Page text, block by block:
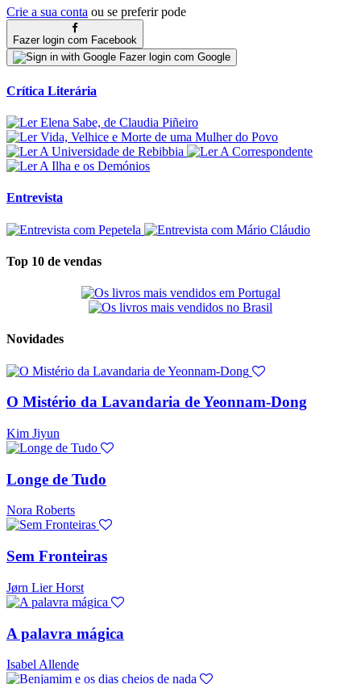
Crie a sua conta ou se preferir pode
Fazer login com Facebook
Fazer login com Google
Crítica Literária
Entrevista
Top 10 de vendas
Novidades
O Mistério da Lavandaria de Yeonnam-Dong
Kim Jiyun
Longe de Tudo
Nora Roberts
Sem Fronteiras
Jørn Lier Horst
A palavra mágica
Isabel Allende